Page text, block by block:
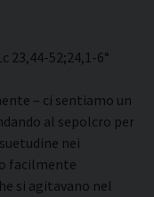
52;24,1-6°
– ci sentiamo un
al sepolcro per
nei
facilmente
si agitavano nel